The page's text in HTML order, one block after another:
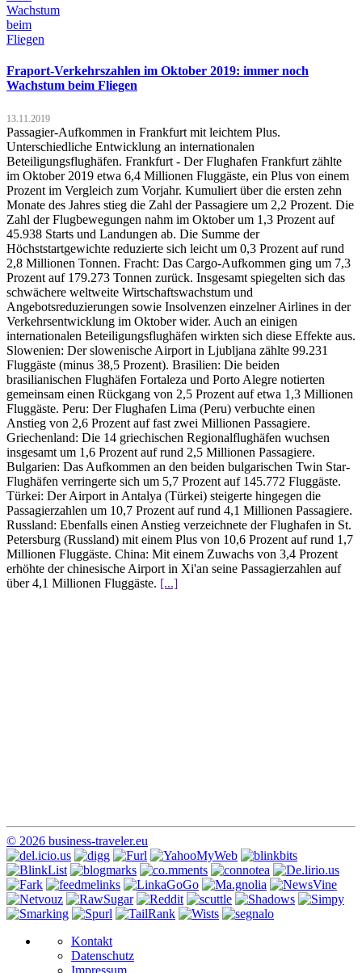
Fraport-Verkehrszahlen im Oktober 2019: immer noch
Wachstum beim Fliegen
13.11.2019
Passagier-Aufkommen in Frankfurt mit leichtem Plus.
Unterschiedliche Entwicklung an internationalen
Beteiligungsflughäfen. Frankfurt - Der Flughafen Frankfurt zählte
im Oktober 2019 etwa 6,4 Millionen Fluggäste, ein Plus von einem
Prozent im Vergleich zum Vorjahr. Kumuliert über die ersten zehn
Monate des Jahres stieg die Zahl der Passagiere um 2,2 Prozent. Die
Zahl der Flugbewegungen nahm im Oktober um 1,3 Prozent auf
45.938 Starts und Landungen ab. Die Summe der
Höchststartgewichte reduzierte sich leicht um 0,3 Prozent auf rund
2,8 Millionen Tonnen. Fracht: Das Cargo-Aufkommen ging um 7,3
Prozent auf 179.273 Tonnen zurück. Insgesamt spiegelten sich das
schwächere weltweite Wirtschaftswachstum und
Angebotsreduzierungen sowie Insolvenzen einzelner Airlines in der
Verkehrsentwicklung im Oktober wider. Auch an einigen
internationalen Beteiligungsflughäfen wirkten sich diese Effekte aus.
Slowenien: Der slowenische Airport in Ljubljana zählte 99.231
Fluggäste (minus 38,5 Prozent). Brasilien: Die beiden
brasilianischen Flughäfen Fortaleza und Porto Alegre notierten
gemeinsam einen Rückgang von 2,5 Prozent auf etwa 1,3 Millionen
Fluggäste. Peru: Der Flughafen Lima (Peru) verbuchte einen
Anstieg von 2,6 Prozent auf fast zwei Millionen Passagiere.
Griechenland: Die 14 griechischen Regionalflughäfen wuchsen
insgesamt um 1,6 Prozent auf rund 2,5 Millionen Passagiere.
Bulgarien: Das Aufkommen an den beiden bulgarischen Twin Star-
Flughäfen verringerte sich um 5,7 Prozent auf 145.772 Fluggäste.
Türkei: Der Airport in Antalya (Türkei) steigerte hingegen die
Passagierzahlen um 10,7 Prozent auf rund 4,1 Millionen Passagiere.
Russland: Ebenfalls einen Anstieg verzeichnete der Flughafen in St.
Petersburg (Russland) mit einem Plus von 10,6 Prozent auf rund 1,7
Millionen Fluggäste. China: Mit einem Zuwachs von 3,4 Prozent
erhöhte der chinesische Airport in Xi'an seine Passagierzahlen auf
über 4,1 Millionen Fluggäste. [...]
© 2026 business-traveler.eu
Kontakt
Datenschutz
Impressum